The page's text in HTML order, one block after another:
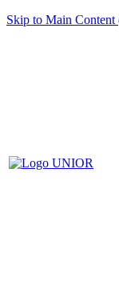
Skip to Main Content